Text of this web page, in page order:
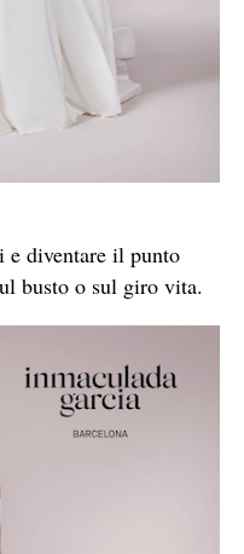
e diventare il punto
busto o sul giro vita.